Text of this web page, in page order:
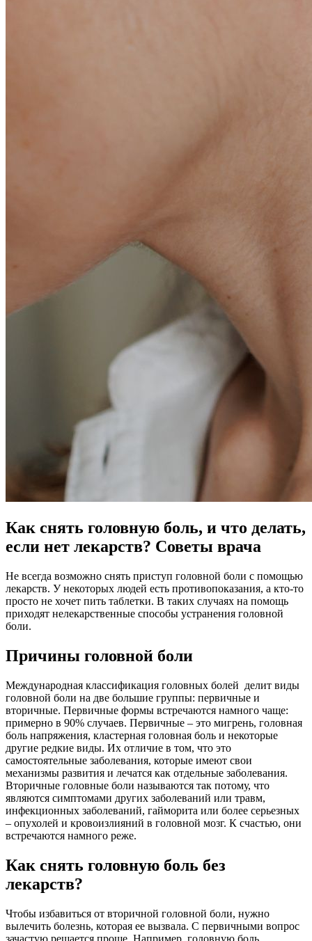
Как снять головную боль, и что делать,
если нет лекарств? Советы врача
Не всегда возможно снять приступ головной боли с помощью
лекарств. У некоторых людей есть противопоказания, а кто-то
просто не хочет пить таблетки. В таких случаях на помощь
приходят нелекарственные способы устранения головной
боли.
Причины головной боли
Международная классификация головных болей делит виды
головной боли на две большие группы: первичные и
вторичные. Первичные формы встречаются намного чаще:
примерно в 90% случаев. Первичные – это мигрень, головная
боль напряжения, кластерная головная боль и некоторые
другие редкие виды. Их отличие в том, что это
самостоятельные заболевания, которые имеют свои
механизмы развития и лечатся как отдельные заболевания.
Вторичные головные боли называются так потому, что
являются симптомами других заболеваний или травм,
инфекционных заболеваний, гайморита или более серьезных
– опухолей и кровоизлияний в головной мозг. К счастью, они
встречаются намного реже.
Как снять головную боль без
лекарств?
Чтобы избавиться от вторичной головной боли, нужно
вылечить болезнь, которая ее вызвала. С первичными вопрос
зачастую решается проще. Например, головную боль